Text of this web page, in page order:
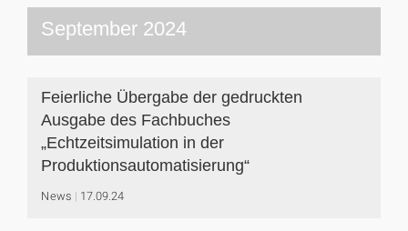
September 2024
Feierliche Übergabe der gedruckten
Ausgabe des Fachbuches
„Echtzeitsimulation in der
Produktionsautomatisierung“
News 17.09.24